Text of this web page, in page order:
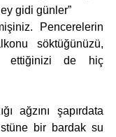
gidi günler”
Pencerelerin
söktüğünüzü,
ettiğinizi de hiç
ağzını şapırdata
bir bardak su